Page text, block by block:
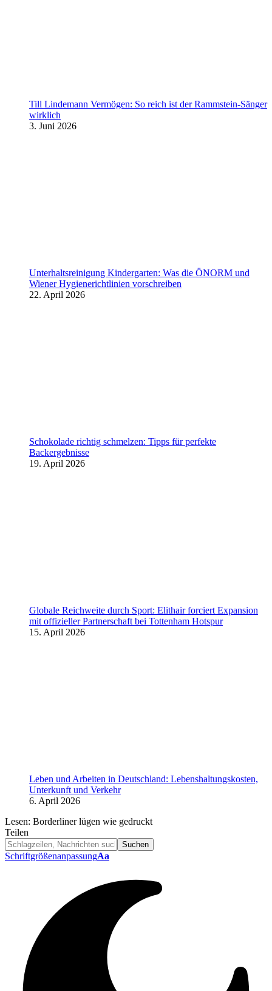
Till Lindemann Vermögen: So reich ist der Rammstein-Sänger
wirklich
3. Juni 2026
Unterhaltsreinigung Kindergarten: Was die ÖNORM und
Wiener Hygienerichtlinien vorschreiben
22. April 2026
Schokolade richtig schmelzen: Tipps für perfekte
Backergebnisse
19. April 2026
Globale Reichweite durch Sport: Elithair forciert Expansion
mit offizieller Partnerschaft bei Tottenham Hotspur
15. April 2026
Leben und Arbeiten in Deutschland: Lebenshaltungskosten,
Unterkunft und Verkehr
6. April 2026
Lesen: Borderliner lügen wie gedruckt
Teilen
SchriftgrößenanpassungAa